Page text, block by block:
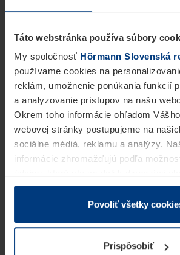
Táto webstránka používa súbory
My spoločnosť Hörmann Slovenská
používame cookies na
reklám, umožnenie ponúkania funkcií
a analyzovanie prístupov na našu
Okrem toho informácie ohľadom
webovej stránky postupujeme na
sociálne médiá, reklamu a analýzy.
informácie zhromažďujú podľa
v rámci Vášho využívania služieb.
Z právneho hľadiska môžeme cookies
prevádzku tejto stránky. Pre všetky
potrebujeme Vaše povolenie. Vaše
Povoliť všetky
Prispôsobiť